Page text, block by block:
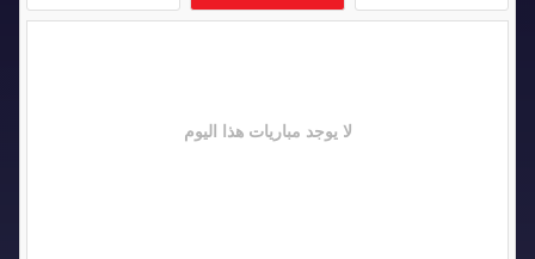
لا يوجد مباريات هذا اليوم